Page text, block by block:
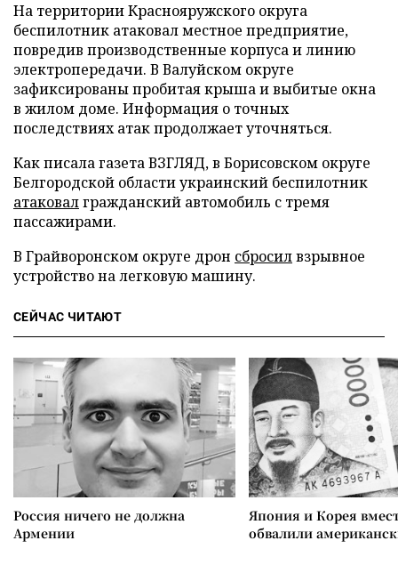
На территории Краснояружского округа
беспилотник атаковал местное предприятие,
повредив производственные корпуса и линию
электропередачи. В Валуйском округе
зафиксированы пробитая крыша и выбитые окна
в жилом доме. Информация о точных
последствиях атак продолжает уточняться.
Как писала газета ВЗГЛЯД, в Борисовском округе
Белгородской области украинский беспилотник
атаковалгражданский автомобиль с тремя
пассажирами.
В Грайворонском округе дрон сбросилвзрывное
устройство на легковую машину.
СЕЙЧАС ЧИТАЮТ
Россия ничего не должна
Армении
Япония и Корея
обвалили